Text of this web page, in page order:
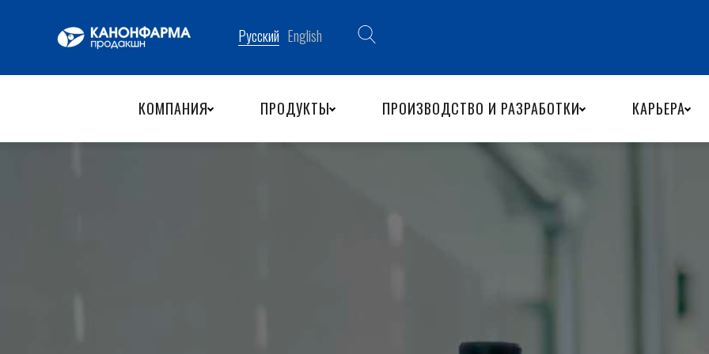
КОМПАНИЯ ПРОДУКТЫ ПРОИЗВОДСТВО И РАЗРАБОТКИ КАРЬЕРА